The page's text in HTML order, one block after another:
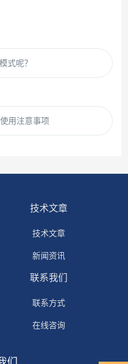
式呢？
用注意事项
技术文章
技术文章
新闻资讯
联系我们
联系方式
在线咨询